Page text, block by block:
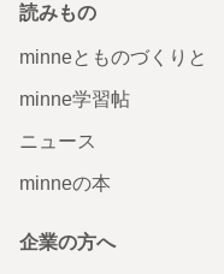
読みもの
minneとものづくりと
minne学習帖
ニュース
minneの本
企業の方へ